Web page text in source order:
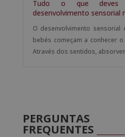
Tudo o que
desenvolvimento sensorial
O desenvolvimento
bebés começam a conhecer
Através dos sentidos,
PERGUNTAS
FREQUENTES_______